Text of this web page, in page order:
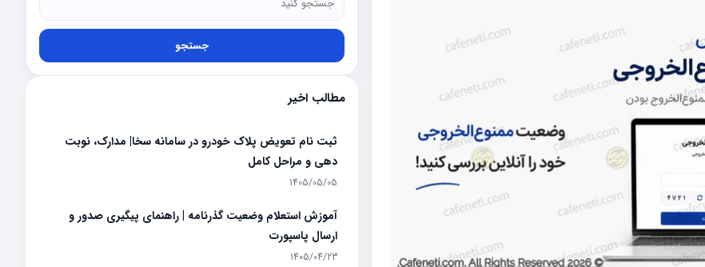
جستجو
مطالب اخیر
ثبت نام تعویض پلاک خودرو در سامانه سخا| مدارک، نوبت
دهی و مراحل کامل
1405/05/05
آموزش استعلام وضعیت گذرنامه | راهنمای پیگیری صدور و
ارسال پاسپورت
1405/04/23